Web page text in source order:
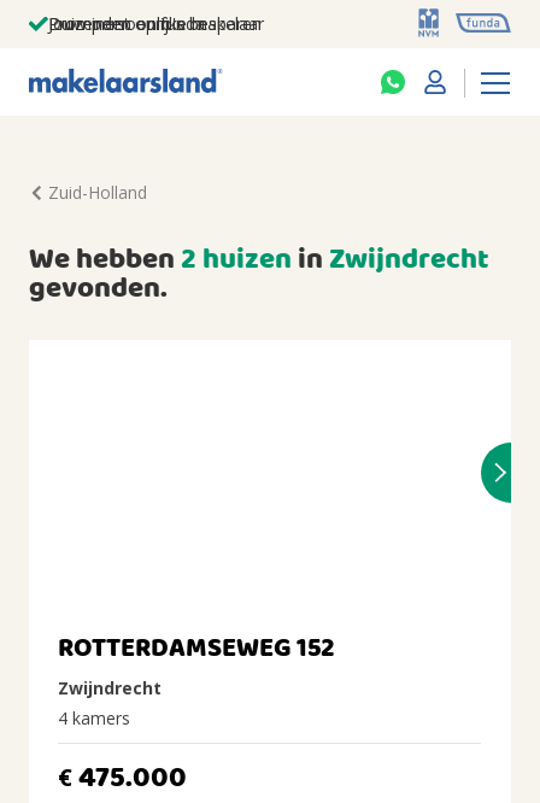
Jouw persoonlijke makelaar
Duizenden euro's besparen
Prominent op funda
Zuid-Holland
We hebben2 huizeninZwijndrecht
gevonden.
ROTTERDAMSEWEG 152
Zwijndrecht
4 kamers
€475.000